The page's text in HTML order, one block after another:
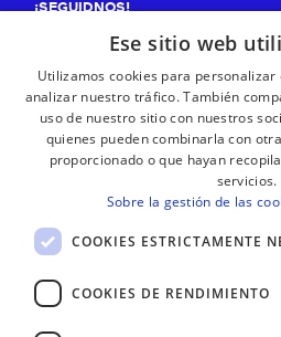
¡SEGUIDNOS!
¡RECIBE NUESTROS BOLETINES!
Ese sitio web
Utilizamos cookies para
analizar nuestro tráfico. También
uso de nuestro sitio con nuestros
quienes pueden combinarla con
proporcionado o que hayan
servicios.
Sobre la gestión de las
COOKIES ESTRICTAMENTE
COOKIES DE RENDIMIENTO